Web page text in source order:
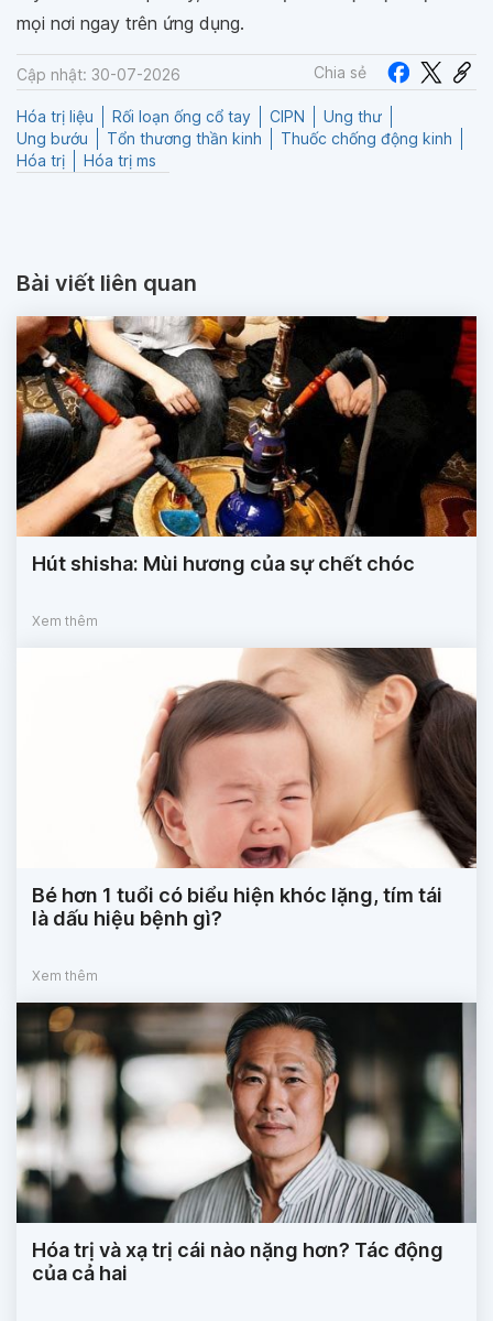
mọi nơi ngay trên ứng dụng.
Cập nhật: 30-07-2026 Chia sẻ
Hóa trị liệu Rối loạn ống cổ tay CIPN
Ung thư
Ung bướu
Tổn thương thần kinh
Thuốc chống động kinh
Hóa trị
Hóa trị ms
Bài viết liên quan
Hút shisha: Mùi hương của sự chết chóc
Xem thêm
Bé hơn 1 tuổi có biểu hiện khóc lặng, tím tái
là dấu hiệu bệnh gì?
Xem thêm
Hóa trị và xạ trị cái nào nặng hơn? Tác động
của cả hai